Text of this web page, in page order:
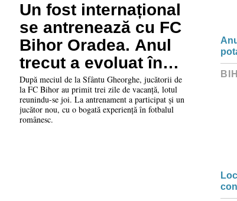
Un fost internațional
se antrenează cu FC
Bihor Oradea. Anul
trecut a evoluat în
cupele europene!
După meciul de la Sfântu Gheorghe, jucătorii de
la FC Bihor au primit trei zile de vacanță, lotul
reunindu-se joi. La antrenament a participat și un
jucător nou, cu o bogată experiență în fotbalul
românesc.